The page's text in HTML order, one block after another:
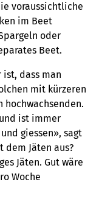
voraussichtliche
im Beet
oder
Beet.
dass man
mit kürzeren
hochwachsenden.
ist immer
giessen», sagt
dem Jäten aus?
Jäten. Gut wäre
Woche